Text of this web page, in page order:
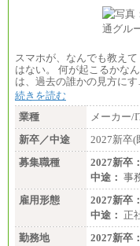
スマホが、なんでも教え
はない。 何が起こるかな
は、過去の誰かの見方に
続きを読む
業種
メーカー/
新卒／中途
2027新卒(
募集職種
2027新卒：
中途： 事
雇用形態
2027新卒：
中途： 正
勤務地
2027新卒：